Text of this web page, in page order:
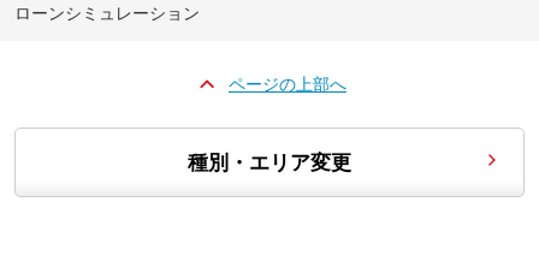
ローンシミュレーション
ページの上部へ
種別・エリア変更